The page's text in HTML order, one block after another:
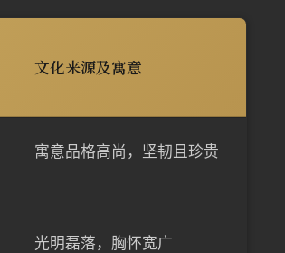
文化来源及寓意
寓意品格高尚，坚韧且珍贵
光明磊落，胸怀宽广